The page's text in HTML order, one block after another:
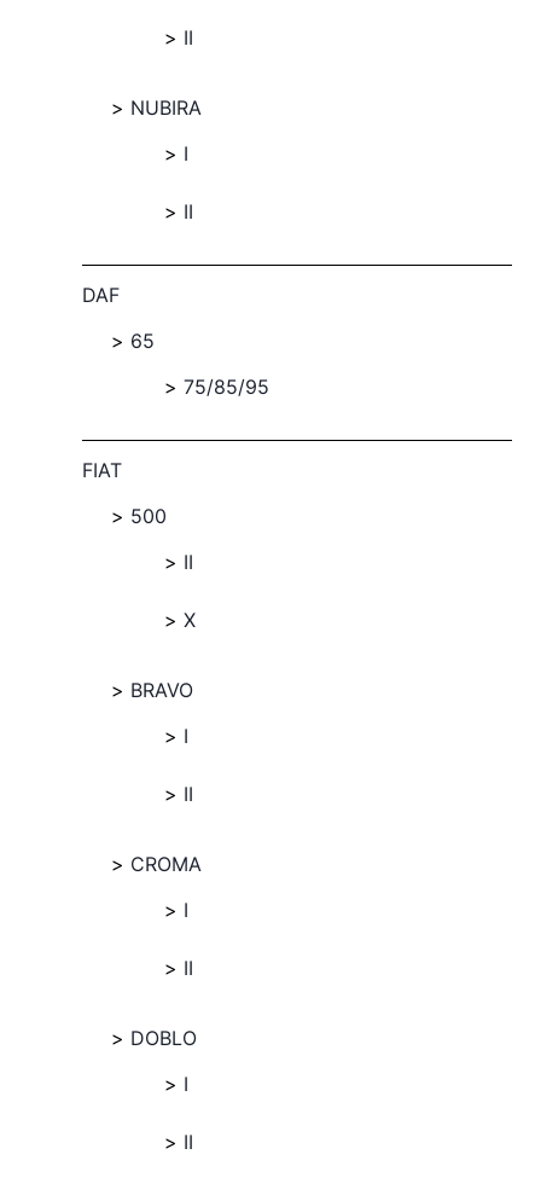
II
NUBIRA
I
II
DAF
65
75/85/95
FIAT
500
II
X
BRAVO
I
II
CROMA
I
II
DOBLO
I
II